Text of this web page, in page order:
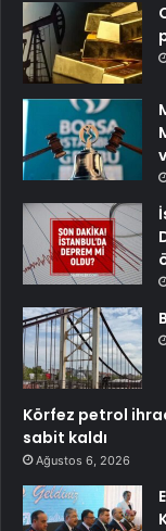
Körfez petrol
sabit kaldı
Ağustos 6, 2026